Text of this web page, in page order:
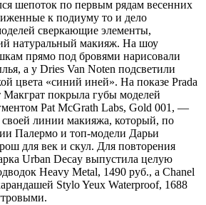
шепоток по первым рядам весенних
к подиуму то и дело
сверкающие эле­менты,
натуральный макияж. На шоу
прямо под бровями нарисовали
а у Dries Van Noten подсветили
цвета «синий иней». На показе Prada
покрыла губы моделей
Pat McGrath Labs, Gold 001, —
линии макияжа, который, по
Палермо и топ-модели Дарьи
для век и скул. Для повторения
Urban Decay выпустила целую
Heavy Metal, 1490 руб., a Chanel
Stylo Yeux Waterproof, 1688